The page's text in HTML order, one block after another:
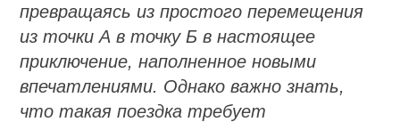
превращаясь из простого перемещения
из точки А в точку Б в настоящее
приключение, наполненное новыми
впечатлениями. Однако важно знать,
что такая поездка требует